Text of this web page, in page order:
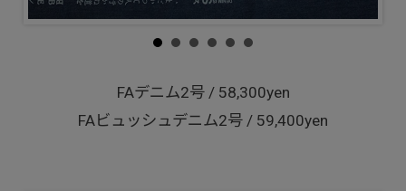
FAデニム2号 / 58,300yen
FAビュッシュデニム2号 / 59,400yen